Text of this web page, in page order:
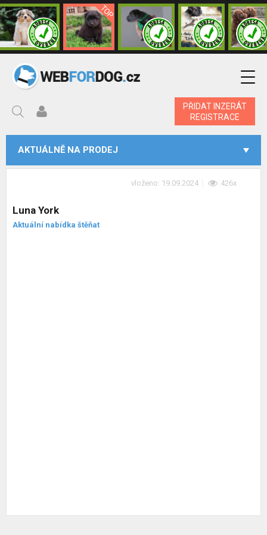
PŘIDAT INZERÁT
REGISTRACE
AKTUÁLNĚ NA PRODEJ
vloženo: 19.09.2024 426x
Luna York
Aktuální nabídka štěňat